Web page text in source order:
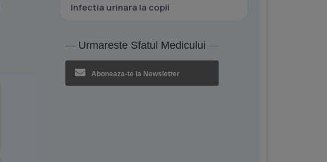
Infectia urinara la copii
Urmareste Sfatul Medicului
Aboneaza-te la Newsletter